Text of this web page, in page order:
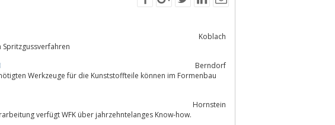
Koblach
Berndorf
Hornstein
verfügt WFK über jahrzehntelanges Know-how.